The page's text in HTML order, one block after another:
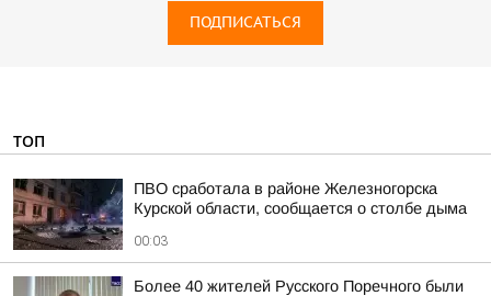
ПОДПИСАТЬСЯ
ТОП
ПВО сработала в районе Железногорска
Курской области, сообщается о столбе дыма
00:03
Более 40 жителей Русского Поречного были